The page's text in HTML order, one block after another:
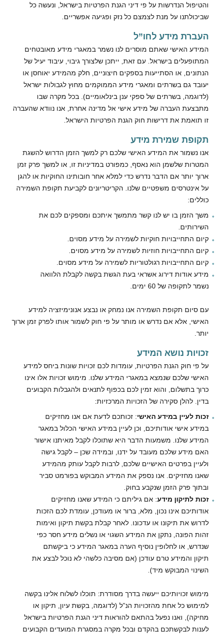
והטיפול הנדרשות על פי דיני הגנת הפרטיות בישראל, ונעשה כל
שביכולתנו על מנת לצמצם כל נזק ופגיעה אפשריים.
העברת מידע לחו”ל
המידע האישי שאתם מוסרים לנו נשמר במאגרי מידע מאובטחים
המתופעלים בישראל. עם זאת, ייתכן שלצורך גיבוי, עיבוד יעיל של
הנתונים, או הסתייעות בספקים חיצוניים, חלק מהמידע יאוחסן או
יעובד גם בשרתים ומאגרי מידע הממוקמים מחוץ לגבולות ישראל
(לדוגמה, בשרתים של ספקי ענן בינלאומיים). בכל מקרה שבו
מתבצעת העברה של מידע אישי אל מדינה אחרת, אנו נוודא שהעברה
זו תואמת את דרישות חוק הגנת הפרטיות הישראל.
תקופת שמירת מידע
אנו נשמור את המידע האישי שלכם רק למשך הזמן הדרוש להשגת
המטרות שלשמן הוא נאסף, כמפורט במדיניות זו, או למשך פרק זמן
ארוך יותר אם הדבר נדרש כדי למלא אחר חובותינו החוקיות או להגן
על אינטרסים משפטיים שלנו. הקריטריונים לקביעת תקופת השמירה
כוללים:
משך הזמן בו יש לנו קשר מתמשך איתכם ומספקים לכם את
השירותים.
קיום התחייבויות חוקיות לשמירה על מידע מסוים.
קיום התחייבויות חוזיות לשמירה על מידע מסוים.
קיום התחייבויות רגולטוריות לשמירה על מידע מסוים.
מידע אודות דירוג אשראי בעת הגשת בקשה לקבלת הלוואה
נשמר לתקופה של 60 ימים.
עם סיום תקופת השמירה אנו נמחק או נבצע אנונימיזציה למידע
האישי, אלא אם נדרש או מותר על פי חוק לשמור אותו לפרק זמן ארוך
יותר.
זכויות נושא המידע
על פי חוק הגנת הפרטיות, עומדות לכם זכויות שונות ביחס למידע
האישי שלכם שנמצא במאגרי המידע שלנו. מימוש זכויות אלו אינו
כרוך בתשלום, והוא זמין לכם בכפוף לתנאים ולהגבלות הקבועים
בדין. להלן סקירה של הזכויות המרכזיות:
זכות לעיין במידע האישי: זכותכם לדעת אם אנו מחזיקים
במידע אישי אודותיכם, וכן לעיין במידע האישי הכלול במאגר
המידע שלנו. משמעות הדבר היא שתוכלו לקבל מאיתנו אישור
האם מידע שלכם מעובד על ידנו, ובמידה שכן – לקבל גישה
ולעיין בפרטים האישיים שלכם, לרבות לקבל עותק מהמידע
שאנו מחזיקים. אנו נספק את המידע המבוקש בפורמט סביר
ובתוך פרק הזמן שנקבע בחוק.
זכות לתיקון מידע: אם גיליתם כי המידע שאנו מחזיקים
אודותיכם אינו נכון, מלא, ברור או מעודכן, עומדת לכם הזכות
לדרוש את תיקונו או עדכונו. לאחר קבלת בקשת תיקון ואימות
זהות הפונה, נתקן את המידע השגוי או נשלים מידע חסר כפי
שנדרש, או לחלופין נוסיף הערה במאגר המידע כי ביקשתם
תיקון והמידע טרם עודכן (אם מסיבה כלשהי לא נוכל לבצע את
השינוי המבוקש מיד).
מימוש זכויותיכם ייעשה בדרך מסודרת: תוכלו לשלוח אלינו בקשה
למימוש כל אחת מהזכויות הנ”ל (לדוגמה, בקשת עיון, תיקון או
מחיקה), ואנו נפעל בהתאם להוראות דיני הגנת הפרטיות בישראל
לענות לבקשתכם בהקדם ובכל מקרה במסגרת המועדים הקבועים